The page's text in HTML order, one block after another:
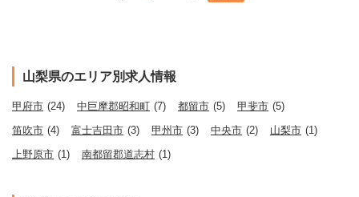
山梨県のエリア別求人情報
甲府市 (24) 中巨摩郡昭和町 (7) 都留市 (5) 甲斐市 (5)
笛吹市 (4) 富士吉田市 (3) 甲州市 (3) 中央市 (2) 山梨市 (1)
上野原市 (1) 南都留郡道志村 (1)